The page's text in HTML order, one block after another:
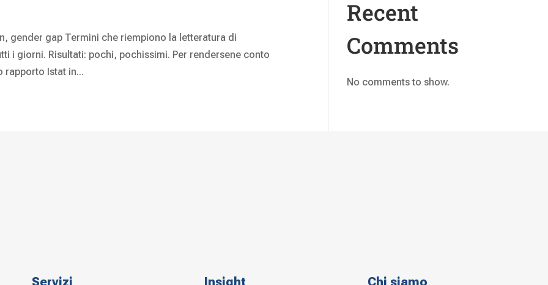
gender gap Termini che riempiono la letteratura di
i giorni. Risultati: pochi, pochissimi. Per rendersene conto
rapporto Istat in...
Recent
Comments
No comments to show.